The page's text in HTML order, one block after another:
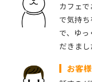
カフェ
で気持
で、ゆ
だきまし
お客